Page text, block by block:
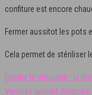
confiture est encore
Fermer aussitot les pots
Cela permet de stériliser
Fondre le chocolat : la
Verrines apéritif dînatoire